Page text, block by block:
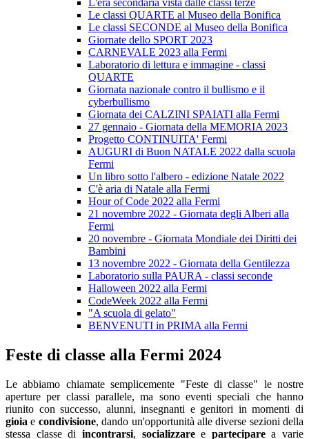
L'era secondaria vista dalle classi terze
Le classi QUARTE al Museo della Bonifica
Le classi SECONDE al Museo della Bonifica
Giornate dello SPORT 2023
CARNEVALE 2023 alla Fermi
Laboratorio di lettura e immagine - classi
QUARTE
Giornata nazionale contro il bullismo e il
cyberbullismo
Giornata dei CALZINI SPAIATI alla Fermi
27 gennaio - Giornata della MEMORIA 2023
Progetto CONTINUITA' Fermi
AUGURI di Buon NATALE 2022 dalla scuola
Fermi
Un libro sotto l'albero - edizione Natale 2022
C'è aria di Natale alla Fermi
Hour of Code 2022 alla Fermi
21 novembre 2022 - Giornata degli Alberi alla
Fermi
20 novembre - Giornata Mondiale dei Diritti dei
Bambini
13 novembre 2022 - Giornata della Gentilezza
Laboratorio sulla PAURA - classi seconde
Halloween 2022 alla Fermi
CodeWeek 2022 alla Fermi
"A scuola di gelato"
BENVENUTI in PRIMA alla Fermi
Feste di classe alla Fermi 2024
Le abbiamo chiamate semplicemente "Feste di classe" le nostre
aperture per classi parallele, ma sono eventi speciali che hanno
riunito con successo, alunni, insegnanti e genitori in momenti di
gioia e condivisione, dando un'opportunità alle diverse sezioni della
stessa classe di incontrarsi, socializzaree parteciparea varie